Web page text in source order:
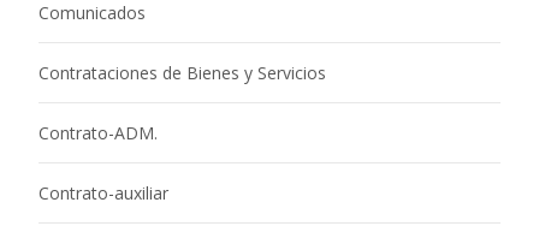
Comunicados
Contrataciones de Bienes y Servicios
Contrato-ADM.
Contrato-auxiliar